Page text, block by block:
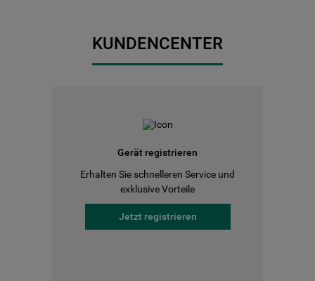
KUNDENCENTER
Gerät registrieren
Erhalten Sie schnelleren Service und
exklusive Vorteile
Jetzt registrieren